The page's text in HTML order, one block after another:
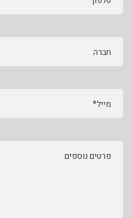
חברה
מייל*
פרטים נוספים